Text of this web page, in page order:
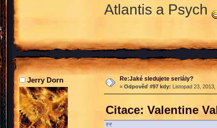
Atlantis a Psych
Jerry Dorn Re:Jaké sledujete seriály?
« Odpověď #97 kdy: Listopad 23,
Citace: Valentine